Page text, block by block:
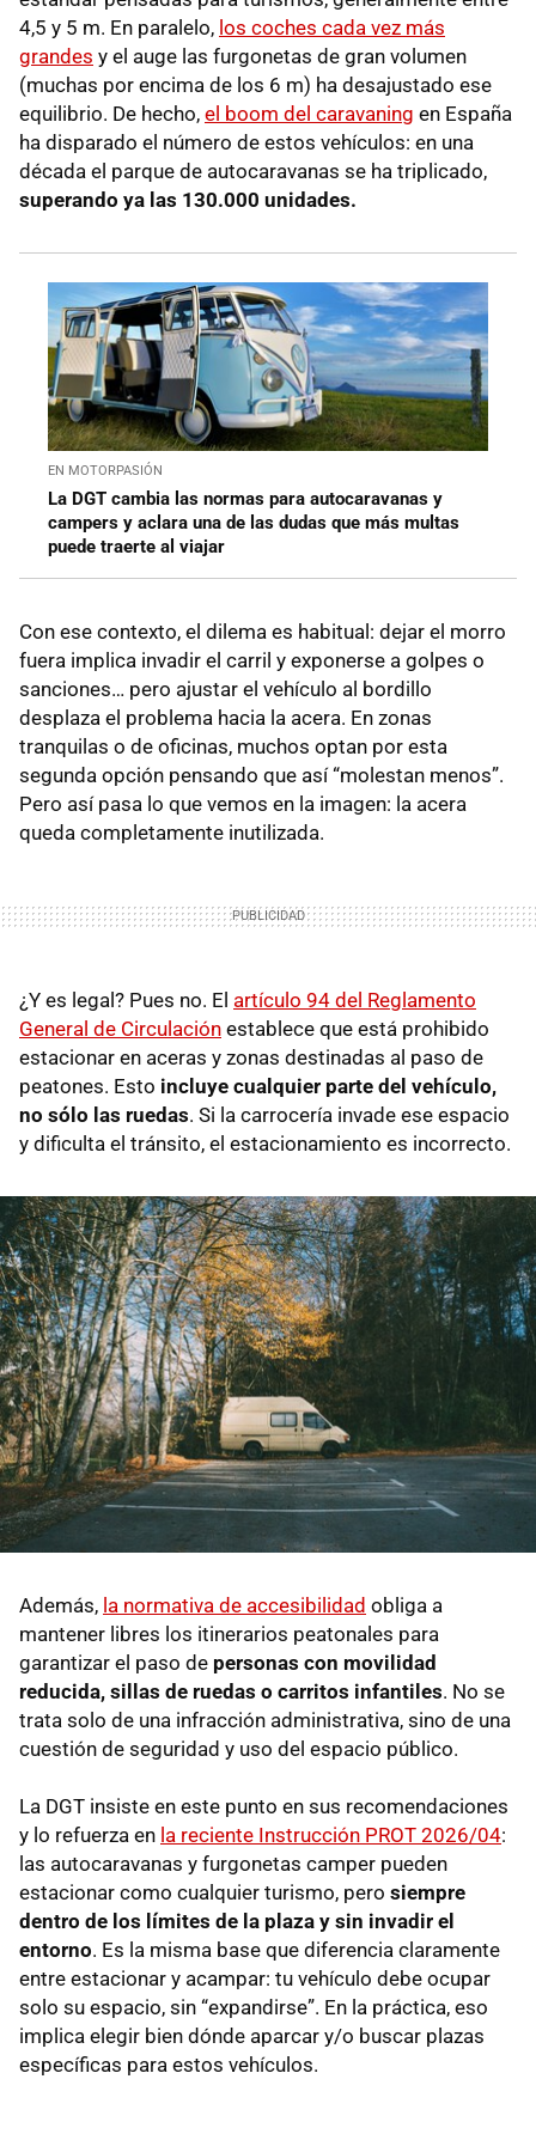
4,5 y 5 m. En paralelo, los coches cada vez más
grandes y el auge las furgonetas de gran volumen
(muchas por encima de los 6 m) ha desajustado ese
equilibrio. De hecho, el boom del caravaning en España
ha disparado el número de estos vehículos: en una
década el parque de autocaravanas se ha triplicado,
superando ya las 130.000 unidades.
EN MOTORPASIÓN
La DGT cambia las normas para autocaravanas y
campers y aclara una de las dudas que más multas
puede traerte al viajar
Con ese contexto, el dilema es habitual: dejar el morro
fuera implica invadir el carril y exponerse a golpes o
sanciones… pero ajustar el vehículo al bordillo
desplaza el problema hacia la acera. En zonas
tranquilas o de oficinas, muchos optan por esta
segunda opción pensando que así “molestan menos”.
Pero así pasa lo que vemos en la imagen: la acera
queda completamente inutilizada.
¿Y es legal? Pues no. El artículo 94 del Reglamento
General de Circulación establece que está prohibido
estacionar en aceras y zonas destinadas al paso de
peatones. Esto incluye cualquier parte del vehículo,
no sólo las ruedas. Si la carrocería invade ese espacio
y dificulta el tránsito, el estacionamiento es incorrecto.
Además, la normativa de accesibilidad obliga a
mantener libres los itinerarios peatonales para
garantizar el paso de personas con movilidad
reducida, sillas de ruedas o carritos infantiles. No se
trata solo de una infracción administrativa, sino de una
cuestión de seguridad y uso del espacio público.
La DGT insiste en este punto en sus recomendaciones
y lo refuerza en la reciente Instrucción PROT 2026/04:
las autocaravanas y furgonetas camper pueden
estacionar como cualquier turismo, pero siempre
dentro de los límites de la plaza y sin invadir el
entorno. Es la misma base que diferencia claramente
entre estacionar y acampar: tu vehículo debe ocupar
solo su espacio, sin “expandirse”. En la práctica, eso
implica elegir bien dónde aparcar y/o buscar plazas
específicas para estos vehículos.